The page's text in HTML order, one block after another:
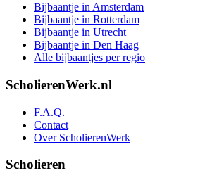
Bijbaantje in Amsterdam
Bijbaantje in Rotterdam
Bijbaantje in Utrecht
Bijbaantje in Den Haag
Alle bijbaantjes per regio
ScholierenWerk.nl
F.A.Q.
Contact
Over ScholierenWerk
Scholieren